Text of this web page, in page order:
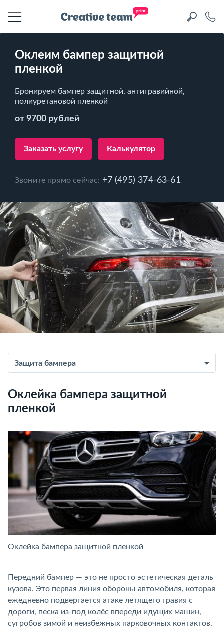
Оклеим бампер защитной
пленкой
Бронируем бампер защитной, антигравийной,
полиуретановой пленкой
от 9700 рублей
Заказать услугу Калькулятор
Звоните прямо сейчас: +7 (495) 374-63-61
Защита бампера
Оклейка бампера защитной
пленкой
Оклейка бампера защитной пленкой
Передний бампер — это не просто эстетическая деталь
кузова. Это первая линия обороны автомобиля, которая
ежедневно подвергается атаке летящего гравия с
дороги, песка из-под колёс впереди идущих машин,
сугробов зимой и неизбежных парковочных контактов.